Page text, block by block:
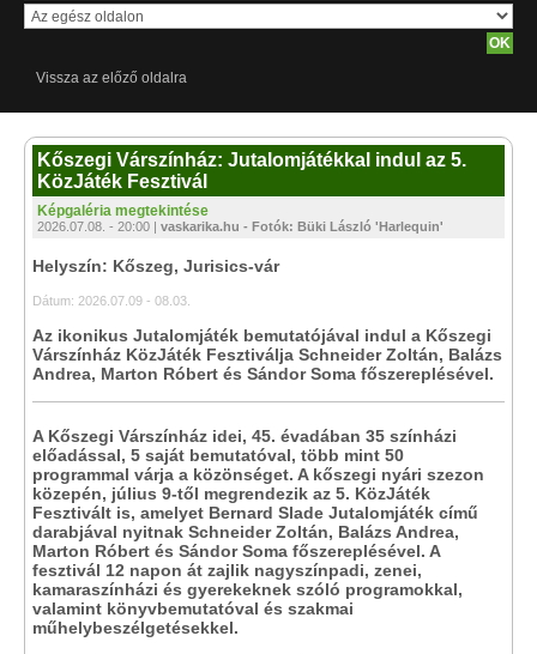
Vissza az előző oldalra
Kőszegi Várszínház: Jutalomjátékkal indul az 5.
KözJáték Fesztivál
Képgaléria megtekintése
2026.07.08. - 20:00 | vaskarika.hu - Fotók: Büki László 'Harlequin'
Helyszín: Kőszeg, Jurisics-vár
Dátum: 2026.07.09 - 08.03.
Az ikonikus Jutalomjáték bemutatójával indul a Kőszegi
Várszínház KözJáték Fesztiválja Schneider Zoltán, Balázs
Andrea, Marton Róbert és Sándor Soma főszereplésével.
A Kőszegi Várszínház idei, 45. évadában 35 színházi
előadással, 5 saját bemutatóval, több mint 50
programmal várja a közönséget. A kőszegi nyári szezon
közepén, július 9-től megrendezik az 5. KözJáték
Fesztivált is, amelyet Bernard Slade Jutalomjáték című
darabjával nyitnak Schneider Zoltán, Balázs Andrea,
Marton Róbert és Sándor Soma főszereplésével. A
fesztivál 12 napon át zajlik nagyszínpadi, zenei,
kamaraszínházi és gyerekeknek szóló programokkal,
valamint könyvbemutatóval és szakmai
műhelybeszélgetésekkel.